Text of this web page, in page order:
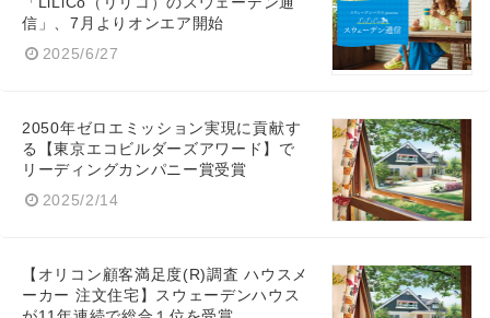
信」、7月よりオンエア開始
2025/6/27
2050年ゼロエミッション実現に貢献す
る【東京エコビルダーズアワード】で
リーディングカンパニー賞受賞
2025/2/14
【オリコン顧客満足度(R)調査 ハウスメ
ーカー 注文住宅】スウェーデンハウス